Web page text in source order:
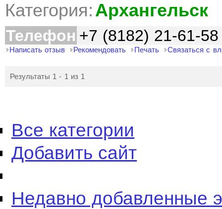
Категория: Архангельск
Телефон +7 (8182) 21-61-58
Написать отзыв Рекомендовать Печать Связаться с
Результаты 1 - 1 из 1
Все категории
Добавить сайт
Недавно добавленные